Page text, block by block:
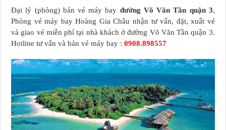
Đại lý (phòng) bán vé máy bay đường Võ Văn Tần quận 3,
Phòng vé máy bay Hoàng Gia Châu nhận tư vấn, đặt, xuất vé
và giao vé miễn phí tại nhà khách ở đường Võ Văn Tần quận 3.
Hotline tư vấn và bán vé máy bay :0908.898557